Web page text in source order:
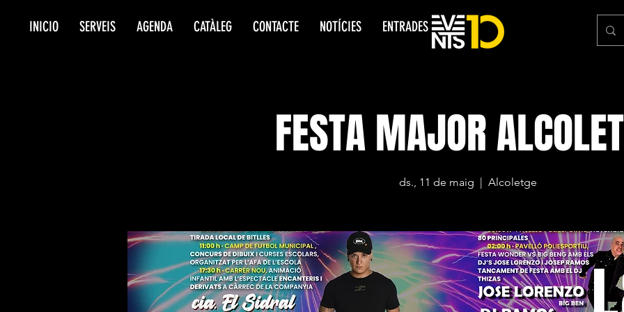
INICIO SERVEIS AGENDA CATÀLEG CONTACTE NOTÍCIES ENTRADES
FESTA MAJOR
ds., 11 de maig
  |
Alcoletge